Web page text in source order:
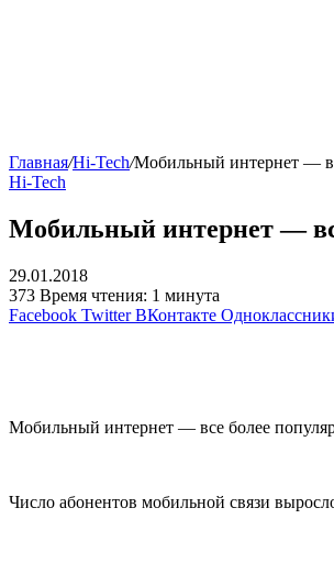
Главная/Hi-Tech/Мобильный интернет —
Hi-Tech
Мобильный интернет —
29.01.2018
373 Время чтения: 1 минута
Facebook Twitter ВКонтакте
Мобильный интернет — все более
Число абонентов мобильной связи